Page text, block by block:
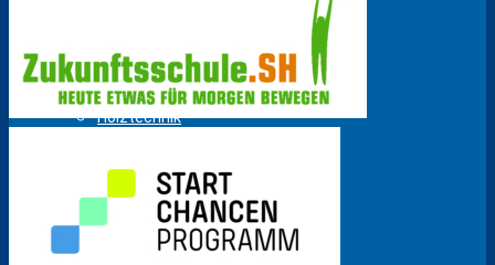
Holztechnik
Körperpflege